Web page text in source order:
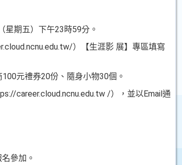
星期五）下午23時59分。
）【生涯影 展】專區填寫
元禮券20份、隨身小物30個。
career.cloud.ncnu.edu.tw /），並以Email通
參加。